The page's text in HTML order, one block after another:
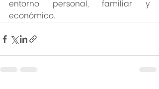
entorno personal, familiar y
económico.